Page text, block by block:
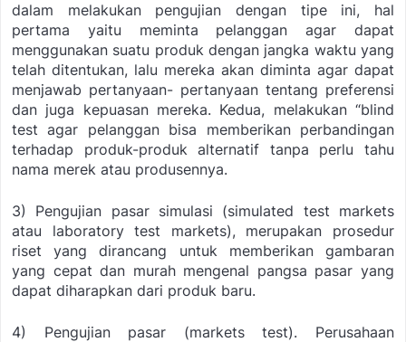
dalam melakukan pengujian dengan tipe ini, hal
pertama yaitu meminta pelanggan agar dapat
menggunakan suatu produk dengan jangka waktu yang
telah ditentukan, lalu mereka akan diminta agar dapat
menjawab pertanyaan- pertanyaan tentang preferensi
dan juga kepuasan mereka. Kedua, melakukan “blind
test agar pelanggan bisa memberikan perbandingan
terhadap produk-produk alternatif tanpa perlu tahu
nama merek atau produsennya.
3) Pengujian pasar simulasi (simulated test markets
atau laboratory test markets), merupakan prosedur
riset yang dirancang untuk memberikan gambaran
yang cepat dan murah mengenal pangsa pasar yang
dapat diharapkan dari produk baru.
4) Pengujian pasar (markets test). Perusahaan